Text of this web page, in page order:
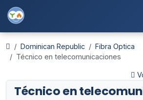
Dominican Republic
Fibra Optica
Técnico en telecomunicaciones
Técnico en